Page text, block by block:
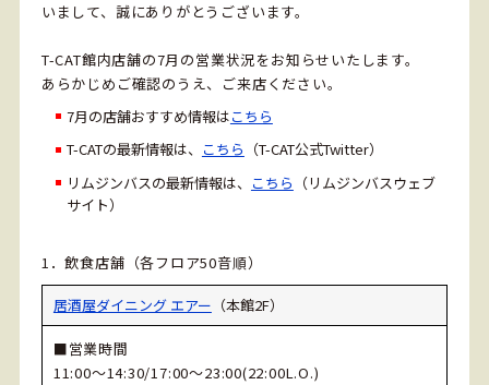
いまして、誠にありがとうございます。
T-CAT館内店舗の7月の営業状況をお知らせいたします。
あらかじめご確認のうえ、ご来店ください。
7月の店舗おすすめ情報はこちら
T-CATの最新情報は、 こちら （T-CAT公式Twitter）
リムジンバスの最新情報は、 こちら （リムジンバスウェブ
サイト）
1．飲食店舗（各フロア50音順）
居酒屋ダイニング エアー （本館2F）
■営業時間
11:00～14:30/17:00～23:00(22:00L.O.)